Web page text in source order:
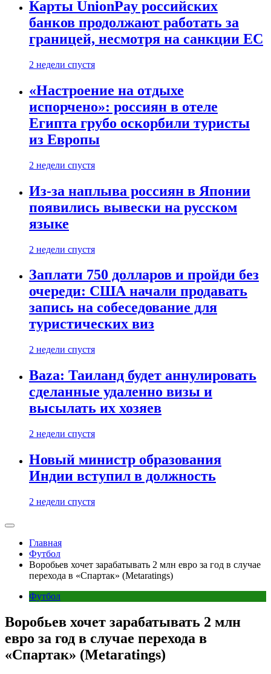
Карты UnionPay российских
банков продолжают работать за
границей, несмотря на санкции ЕС
2 недели спустя
«Настроение на отдыхе
испорчено»: россиян в отеле
Египта грубо оскорбили туристы
из Европы
2 недели спустя
Из-за наплыва россиян в Японии
появились вывески на русском
языке
2 недели спустя
Заплати 750 долларов и пройди без
очереди: США начали продавать
запись на собеседование для
туристических виз
2 недели спустя
Baza: Таиланд будет аннулировать
сделанные удаленно визы и
высылать их хозяев
2 недели спустя
Новый министр образования
Индии вступил в должность
2 недели спустя
Главная
Футбол
Воробьев хочет зарабатывать 2 млн евро за год в случае
перехода в «Спартак» (Metaratings)
Футбол
Воробьев хочет зарабатывать 2 млн
евро за год в случае перехода в
«Спартак» (Metaratings)